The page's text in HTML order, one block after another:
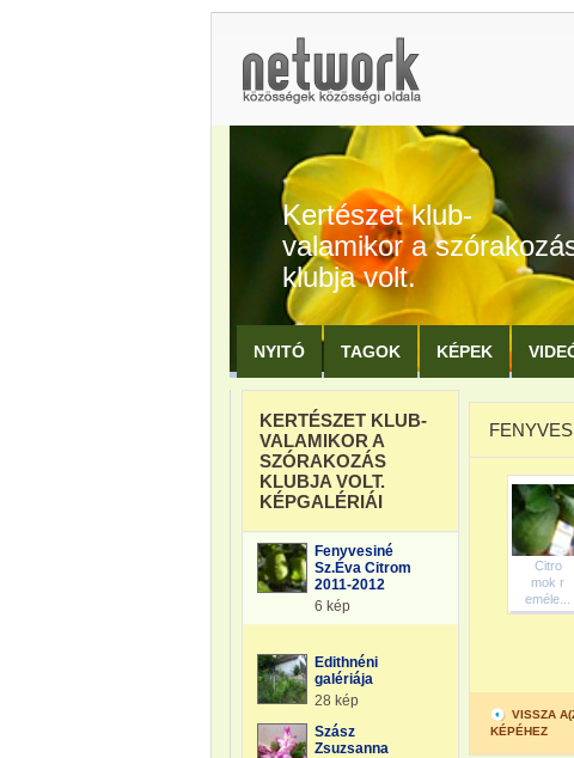
Kertészet klub-
valamikor a
klubja volt.
NYITÓ TAGOK KÉPEK
KERTÉSZET KLUB-
VALAMIKOR A
SZÓRAKOZÁS
KLUBJA VOLT.
KÉPGALÉRIÁI
Fenyvesiné
Sz.Éva Citrom
2011-2012
6 kép
Edithnéni
galériája
28 kép
Szász
Zsuzsanna
Citro
mok r
eméle...
VISSZA
KÉPÉHEZ